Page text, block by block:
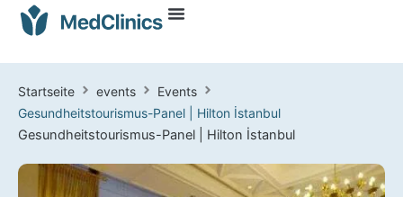
Gesundheitstourismus-Panel | Hilton İstanbul
Startseite events
Events
Gesundheitstourismus-Panel | Hilton İstanbul